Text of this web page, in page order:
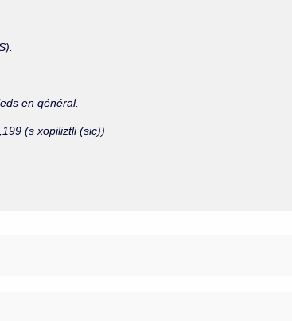
en qénéral.
(s xopiliztli (sic))